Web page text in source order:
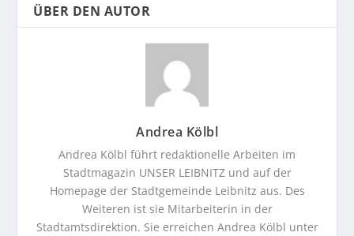
ÜBER DEN AUTOR
Andrea Kölbl
Andrea Kölbl führt redaktionelle Arbeiten im
Stadtmagazin UNSER LEIBNITZ und auf der
Homepage der Stadtgemeinde Leibnitz aus. Des
Weiteren ist sie Mitarbeiterin in der
Stadtamtsdirektion. Sie erreichen Andrea Kölbl unter